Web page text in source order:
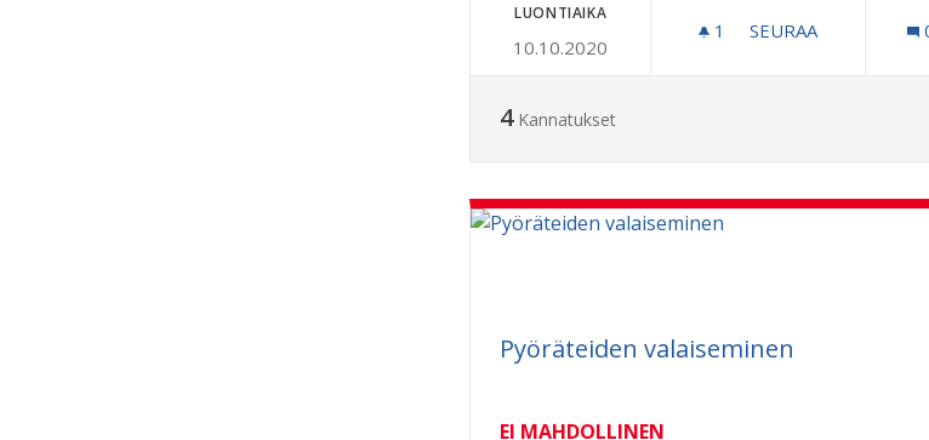
LUONTIAIKA
10.10.2020
1 1 SEURAAJA
SEURAA
TYÖKALUJA
4 Kannatukset
Pyöräteiden valaiseminen
EI MAHDOLLINEN